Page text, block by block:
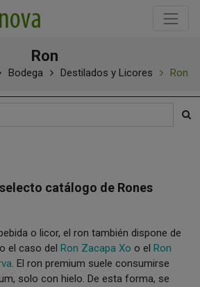
Ron
Bodega Destilados y Licores Ron
catálogo de Rones
o licor, el ron también dispone de
el caso del Ron Zacapa Xo o el Ron
. El ron premium suele consumirse
solo con hielo. De esta forma, se